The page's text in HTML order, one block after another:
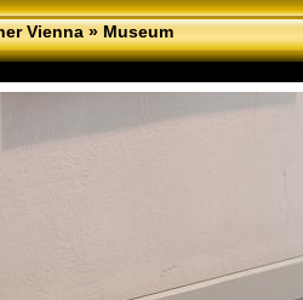
Vienna»Museum